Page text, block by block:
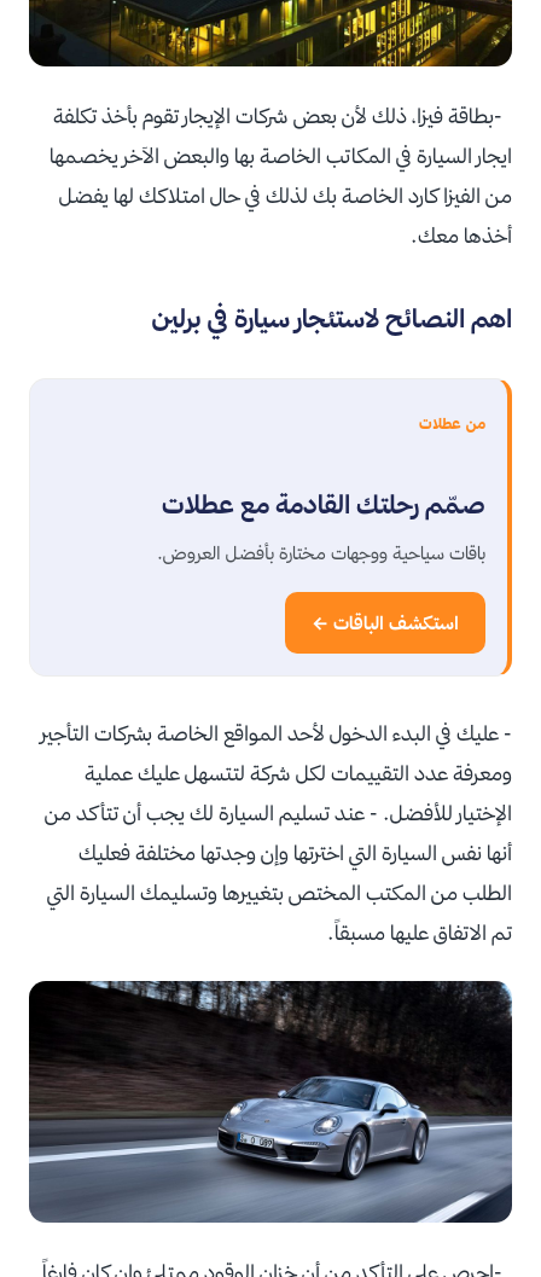
-بطاقة فيزا، ذلك لأن بعض شركات الإيجار تقوم بأخذ تكلفة
ايجار السيارة في المكاتب الخاصة بها والبعض الآخر يخصمها
من الفيزا كارد الخاصة بك لذلك في حال امتلاكك لها يفضل
أخذها معك.
اهم النصائح لاستئجار سيارة في برلين
من عطلات
صمّم رحلتك القادمة مع عطلات
باقات سياحية ووجهات مختارة بأفضل العروض.
استكشف الباقات ←
- عليك في البدء الدخول لأحد المواقع الخاصة بشركات التأجير
ومعرفة عدد التقييمات لكل شركة لتتسهل عليك عملية
الإختيار للأفضل. - عند تسليم السيارة لك يجب أن تتأكد من
أنها نفس السيارة التي اخترتها وإن وجدتها مختلفة فعليك
الطلب من المكتب المختص بتغييرها وتسليمك السيارة التي
تم الاتفاق عليها مسبقاً.
-احرص على التأكد من أن خزان الوقود ممتلئ وإن كان فارغاً